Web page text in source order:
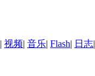
| 视频| 音乐| Flash| 日志|